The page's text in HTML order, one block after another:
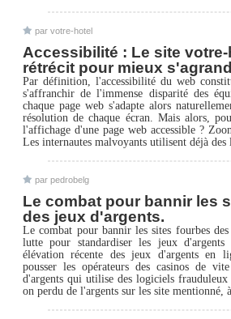
par votre-hotel
Accessibilité : Le site
rétrécit pour mieux
Par définition, l'accessibilité du web
s'affranchir de l'immense disparité des
chaque page web s'adapte alors
résolution de chaque écran. Mais alors,
l'affichage d'une page web accessible ?
Les internautes malvoyants utilisent déjà des
par pedrobelg
Le combat pour bannir les
des jeux d'argents.
Le combat pour bannir les sites fourbes
lutte pour standardiser les jeux
élévation récente des jeux d'argents en
pousser les opérateurs des casinos de
d'argents qui utilise des logiciels
on perdu de l'argents sur les site mentionné,